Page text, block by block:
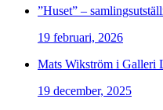
”Huset” –
19 februari, 2026
Mats Wikström i Galleri
19 december, 2025